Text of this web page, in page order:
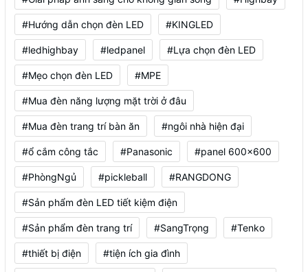
#Hướng dẫn chọn đèn LED #KINGLED
#ledhighbay #ledpanel #Lựa chọn đèn LED
#Mẹo chọn đèn LED #MPE
#Mua đèn năng lượng mặt trời ở đâu
#Mua đèn trang trí bàn ăn #ngôi nhà hiện đại
#ổ cắm công tắc #Panasonic #panel 600x600
#PhòngNgủ #pickleball #RANGDONG
#Sản phẩm đèn LED tiết kiệm điện
#Sản phẩm đèn trang trí #SangTrọng #Tenko
#thiết bị điện #tiện ích gia đình